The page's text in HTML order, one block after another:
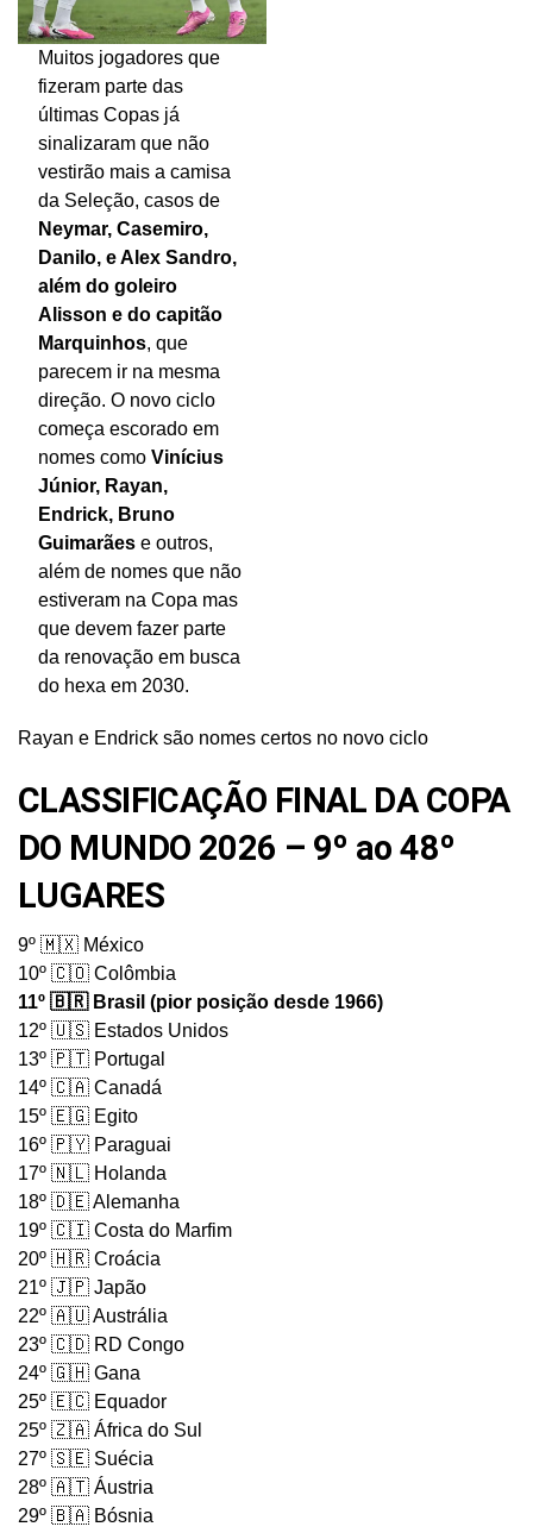
Muitos jogadores que
fizeram parte das
últimas Copas já
sinalizaram que não
vestirão mais a camisa
da Seleção, casos de
Neymar, Casemiro,
Danilo, e Alex Sandro,
além do goleiro
Alisson e do capitão
Marquinhos, que
parecem ir na mesma
direção. O novo ciclo
começa escorado em
nomes como Vinícius
Júnior, Rayan,
Endrick, Bruno
Guimarãese outros,
além de nomes que não
estiveram na Copa mas
que devem fazer parte
da renovação em busca
do hexa em 2030.
Rayan e Endrick são nomes certos no novo ciclo
CLASSIFICAÇÃO FINAL DA COPA
DO MUNDO 2026 – 9º ao 48º
LUGARES
9º 🇲🇽 México
10º 🇨🇴 Colômbia
11º 🇧🇷 Brasil (pior posição desde 1966)
12º 🇺🇸 Estados Unidos
13º 🇵🇹 Portugal
14º 🇨🇦 Canadá
15º 🇪🇬 Egito
16º 🇵🇾 Paraguai
17º 🇳🇱 Holanda
18º 🇩🇪 Alemanha
19º 🇨🇮 Costa do Marfim
20º 🇭🇷 Croácia
21º 🇯🇵 Japão
22º 🇦🇺 Austrália
23º 🇨🇩 RD Congo
24º 🇬🇭 Gana
25º 🇪🇨 Equador
25º 🇿🇦 África do Sul
27º 🇸🇪 Suécia
28º 🇦🇹 Áustria
29º 🇧🇦 Bósnia